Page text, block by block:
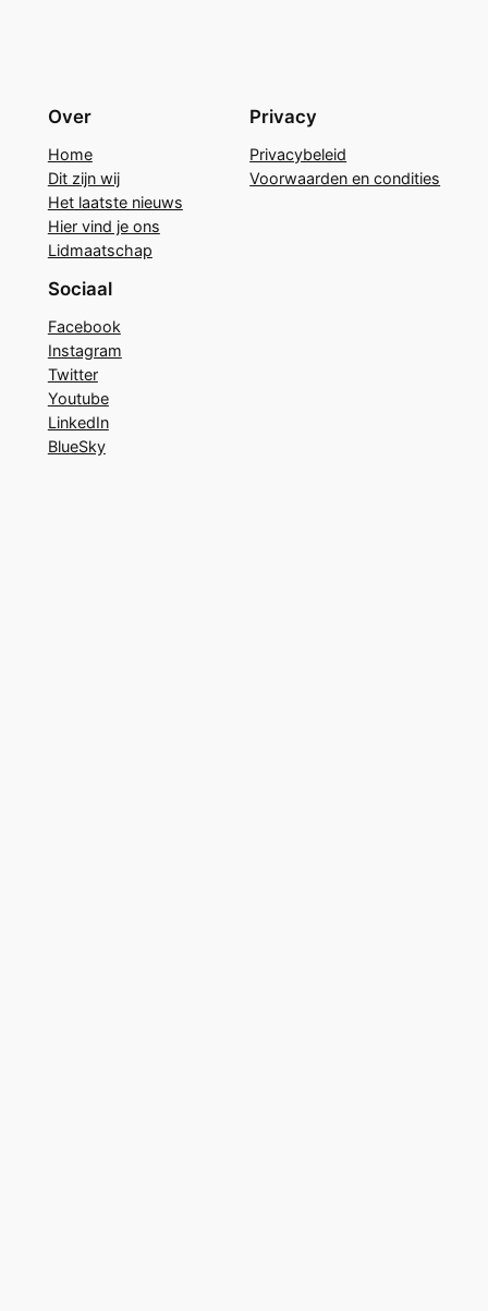
Over
Home
Dit zijn wij
Het laatste nieuws
Hier vind je ons
Lidmaatschap
Privacy
Privacybeleid
Voorwaarden en condities
Sociaal
Facebook
Instagram
Twitter
Youtube
LinkedIn
BlueSky